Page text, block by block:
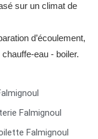
sur un climat de
d’écoulement,
eau - boiler.
Falmignoul
Falmignoul